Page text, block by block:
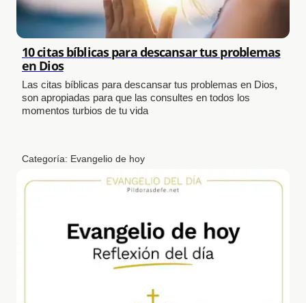
10 citas bíblicas para descansar tus problemas
en Dios
Las citas bíblicas para descansar tus problemas en Dios,
son apropiadas para que las consultes en todos los
momentos turbios de tu vida
Categoría: Evangelio de hoy